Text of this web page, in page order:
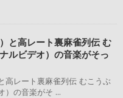
と高レート裏麻雀列伝 む
ルビデオ）の音楽がそっ
高レート裏麻雀列伝 むこうぶ
）の音楽がそ ...